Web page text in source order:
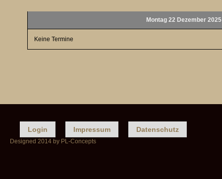
Montag 22 Dezember 2025
Keine Termine
Login Impressum Datenschutz
Designed 2014 by PL-Concepts